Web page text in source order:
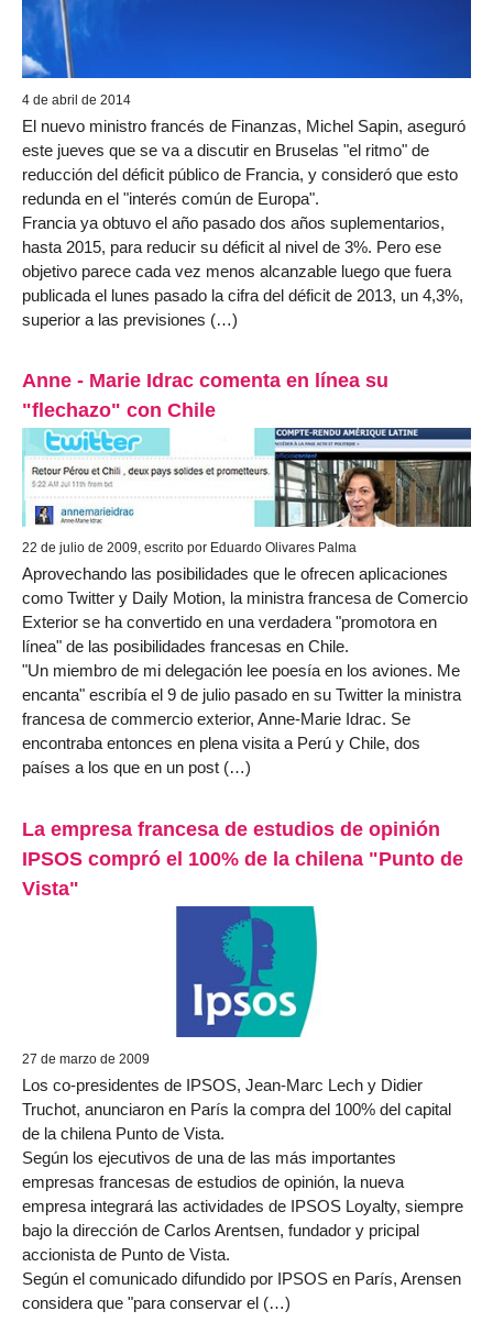
4 de abril de 2014
El nuevo ministro francés de Finanzas, Michel Sapin, aseguró
este jueves que se va a discutir en Bruselas "el ritmo" de
reducción del déficit público de Francia, y consideró que esto
redunda en el "interés común de Europa".
Francia ya obtuvo el año pasado dos años suplementarios,
hasta 2015, para reducir su déficit al nivel de 3%. Pero ese
objetivo parece cada vez menos alcanzable luego que fuera
publicada el lunes pasado la cifra del déficit de 2013, un 4,3%,
superior a las previsiones (…)
Anne - Marie Idrac comenta en línea su
"flechazo" con Chile
22 de julio de 2009, escrito por Eduardo Olivares Palma
Aprovechando las posibilidades que le ofrecen aplicaciones
como Twitter y Daily Motion, la ministra francesa de Comercio
Exterior se ha convertido en una verdadera "promotora en
línea" de las posibilidades francesas en Chile.
"Un miembro de mi delegación lee poesía en los aviones. Me
encanta" escribía el 9 de julio pasado en su Twitter la ministra
francesa de commercio exterior, Anne-Marie Idrac. Se
encontraba entonces en plena visita a Perú y Chile, dos
países a los que en un post (…)
La empresa francesa de estudios de opinión
IPSOS compró el 100% de la chilena "Punto de
Vista"
27 de marzo de 2009
Los co-presidentes de IPSOS, Jean-Marc Lech y Didier
Truchot, anunciaron en París la compra del 100% del capital
de la chilena Punto de Vista.
Según los ejecutivos de una de las más importantes
empresas francesas de estudios de opinión, la nueva
empresa integrará las actividades de IPSOS Loyalty, siempre
bajo la dirección de Carlos Arentsen, fundador y pricipal
accionista de Punto de Vista.
Según el comunicado difundido por IPSOS en París, Arensen
considera que "para conservar el (…)